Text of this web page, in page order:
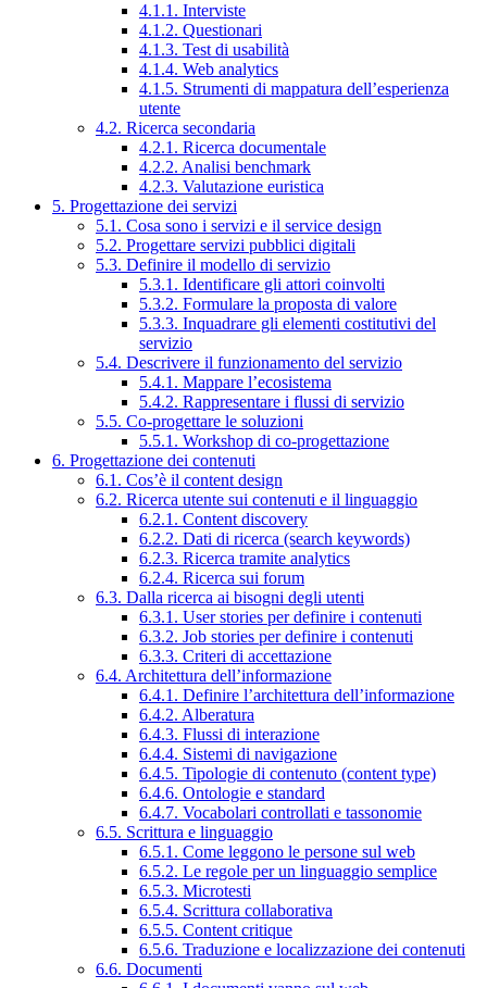
4.1.1. Interviste
4.1.2. Questionari
4.1.3. Test di usabilità
4.1.4. Web analytics
4.1.5. Strumenti di mappatura dell’esperienza
utente
4.2. Ricerca secondaria
4.2.1. Ricerca documentale
4.2.2. Analisi benchmark
4.2.3. Valutazione euristica
5. Progettazione dei servizi
5.1. Cosa sono i servizi e il service design
5.2. Progettare servizi pubblici digitali
5.3. Definire il modello di servizio
5.3.1. Identificare gli attori coinvolti
5.3.2. Formulare la proposta di valore
5.3.3. Inquadrare gli elementi costitutivi del
servizio
5.4. Descrivere il funzionamento del servizio
5.4.1. Mappare l’ecosistema
5.4.2. Rappresentare i flussi di servizio
5.5. Co-progettare le soluzioni
5.5.1. Workshop di co-progettazione
6. Progettazione dei contenuti
6.1. Cos’è il content design
6.2. Ricerca utente sui contenuti e il linguaggio
6.2.1. Content discovery
6.2.2. Dati di ricerca (search keywords)
6.2.3. Ricerca tramite analytics
6.2.4. Ricerca sui forum
6.3. Dalla ricerca ai bisogni degli utenti
6.3.1. User stories per definire i contenuti
6.3.2. Job stories per definire i contenuti
6.3.3. Criteri di accettazione
6.4. Architettura dell’informazione
6.4.1. Definire l’architettura dell’informazione
6.4.2. Alberatura
6.4.3. Flussi di interazione
6.4.4. Sistemi di navigazione
6.4.5. Tipologie di contenuto (content type)
6.4.6. Ontologie e standard
6.4.7. Vocabolari controllati e tassonomie
6.5. Scrittura e linguaggio
6.5.1. Come leggono le persone sul web
6.5.2. Le regole per un linguaggio semplice
6.5.3. Microtesti
6.5.4. Scrittura collaborativa
6.5.5. Content critique
6.5.6. Traduzione e localizzazione dei contenuti
6.6. Documenti